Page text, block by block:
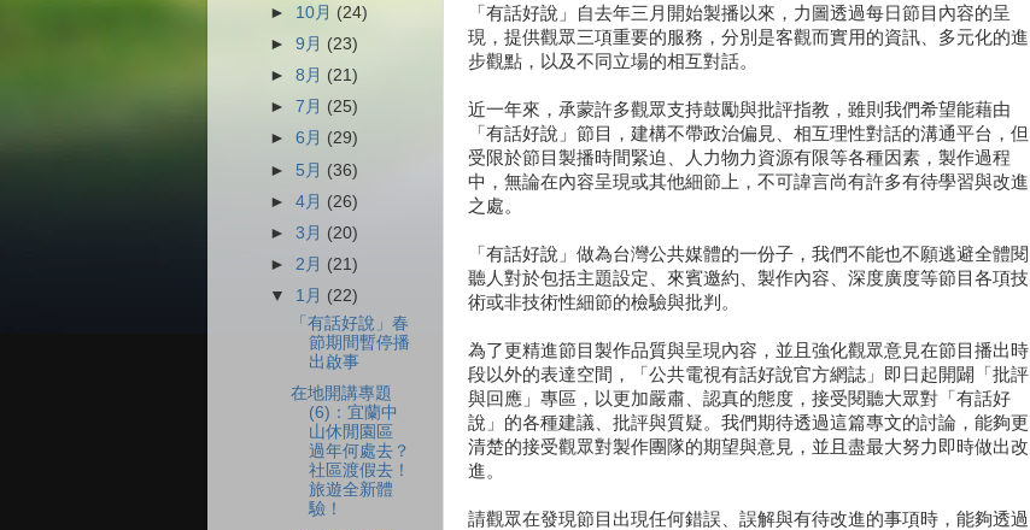
「有話好說」自去年三月開始製播以來，力圖透過每日節目內容的呈
現，提供觀眾三項重要的服務，分別是客觀而實用的資訊、多元化的進
步觀點，以及不同立場的相互對話。
近一年來，承蒙許多觀眾支持鼓勵與批評指教，雖則我們希望能藉由
「有話好說」節目，建構不帶政治偏見、相互理性對話的溝通平台，但
受限於節目製播時間緊迫、人力物力資源有限等各種因素，製作過程
中，無論在內容呈現或其他細節上，不可諱言尚有許多有待學習與改進
之處。
「有話好說」做為台灣公共媒體的一份子，我們不能也不願逃避全體閱
聽人對於包括主題設定、來賓邀約、製作內容、深度廣度等節目各項技
術或非技術性細節的檢驗與批判。
為了更精進節目製作品質與呈現內容，並且強化觀眾意見在節目播出時
段以外的表達空間，「公共電視有話好說官方網誌」即日起開闢「批評
與回應」專區，以更加嚴肅、認真的態度，接受閱聽大眾對「有話好
說」的各種建議、批評與質疑。我們期待透過這篇專文的討論，能夠更
清楚的接受觀眾對製作團隊的期望與意見，並且盡最大努力即時做出改
進。
請觀眾在發現節目出現任何錯誤、誤解與有待改進的事項時，能夠透過
► 10月 (24)
►9月 (23)
►8月 (21)
►7月 (25)
►6月 (29)
► 5月 (36)
►4月 (26)
►3月 (20)
► 2月 (21)
▼ 1月 (22)
「有話好說」春
節期間暫停播
出啟事
在地開講專題
(6)：宜蘭中
山休閒園區
過年何處去？
社區渡假去！
旅遊全新體
驗！